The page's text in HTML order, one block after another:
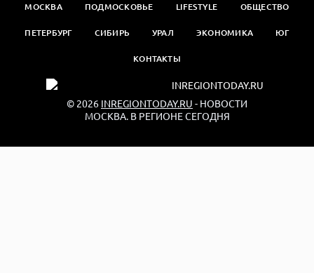
МОСКВА ПОДМОСКОВЬЕ LIFESTYLE ОБЩЕСТВО
ПЕТЕРБУРГ СИБИРЬ УРАЛ ЭКОНОМИКА ЮГ
КОНТАКТЫ
© 2026 INREGIONTODAY.RU - НОВОСТИ
МОСКВА. В РЕГИОНЕ СЕГОДНЯ